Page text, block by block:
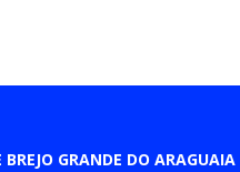
BREJO GRANDE DO ARAGUAIA